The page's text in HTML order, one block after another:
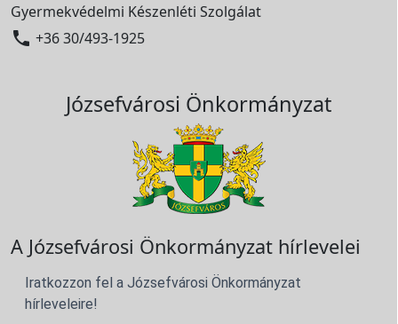
Gyermekvédelmi Készenléti Szolgálat
 +36 30/493-1925
Józsefvárosi Önkormányzat
A Józsefvárosi Önkormányzat hírlevelei
Iratkozzon fel a Józsefvárosi Önkormányzat
hírleveleire!